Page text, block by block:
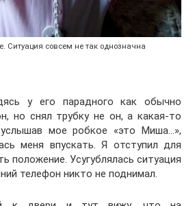
Ситуация совсем не так однозначна
у его парадного как обычно
но снял трубку не он, а какая-то
мое робкое «это Миша…»,
меня впускать. Я отступил для
положение. Усугублялась ситуация
телефон никто не поднимал.